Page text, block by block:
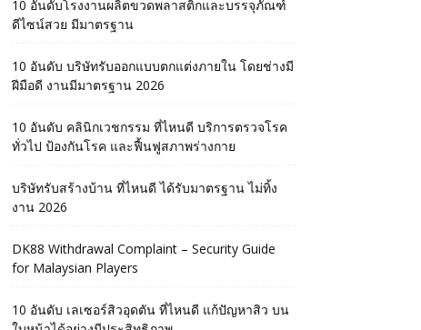
10 อันดับโรงงานผลิตขวดพลาสติกและบรรจุภัณฑ์
ดีไซน์สวย มีมาตรฐาน
10 อันดับ บริษัทรับออกแบบตกแต่งภายใน โดยช่างมี
ฝีมือดี งานมีมาตรฐาน 2026
10 อันดับ คลินิกเวชกรรม ที่ไหนดี บริการตรวจโรค
ทั่วไป ป้องกันโรค และฟื้นฟูสภาพร่างกาย
บริษัทรับสร้างบ้าน ที่ไหนดี ได้รับมาตรฐาน ไม่ทิ้ง
งาน 2026
DK88 Withdrawal Complaint – Security Guide
for Malaysian Players
10 อันดับ เลเซอร์สิวอุดตัน ที่ไหนดี แก้ปัญหาสิว บน